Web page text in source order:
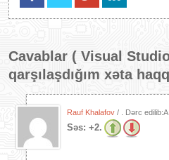
Cavablar ( Visual
qarşılaşdığım xəta
Rauf Khalafov / . Dərc edilib:A
Səs: +2.